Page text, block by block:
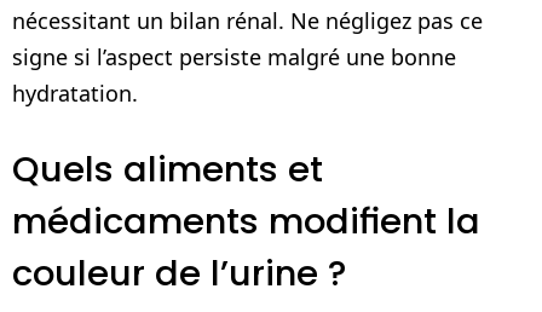
nécessitant un bilan rénal. Ne négligez pas ce
signe si l’aspect persiste malgré une bonne
hydratation.
Quels aliments et
médicaments modifient la
couleur de l’urine ?